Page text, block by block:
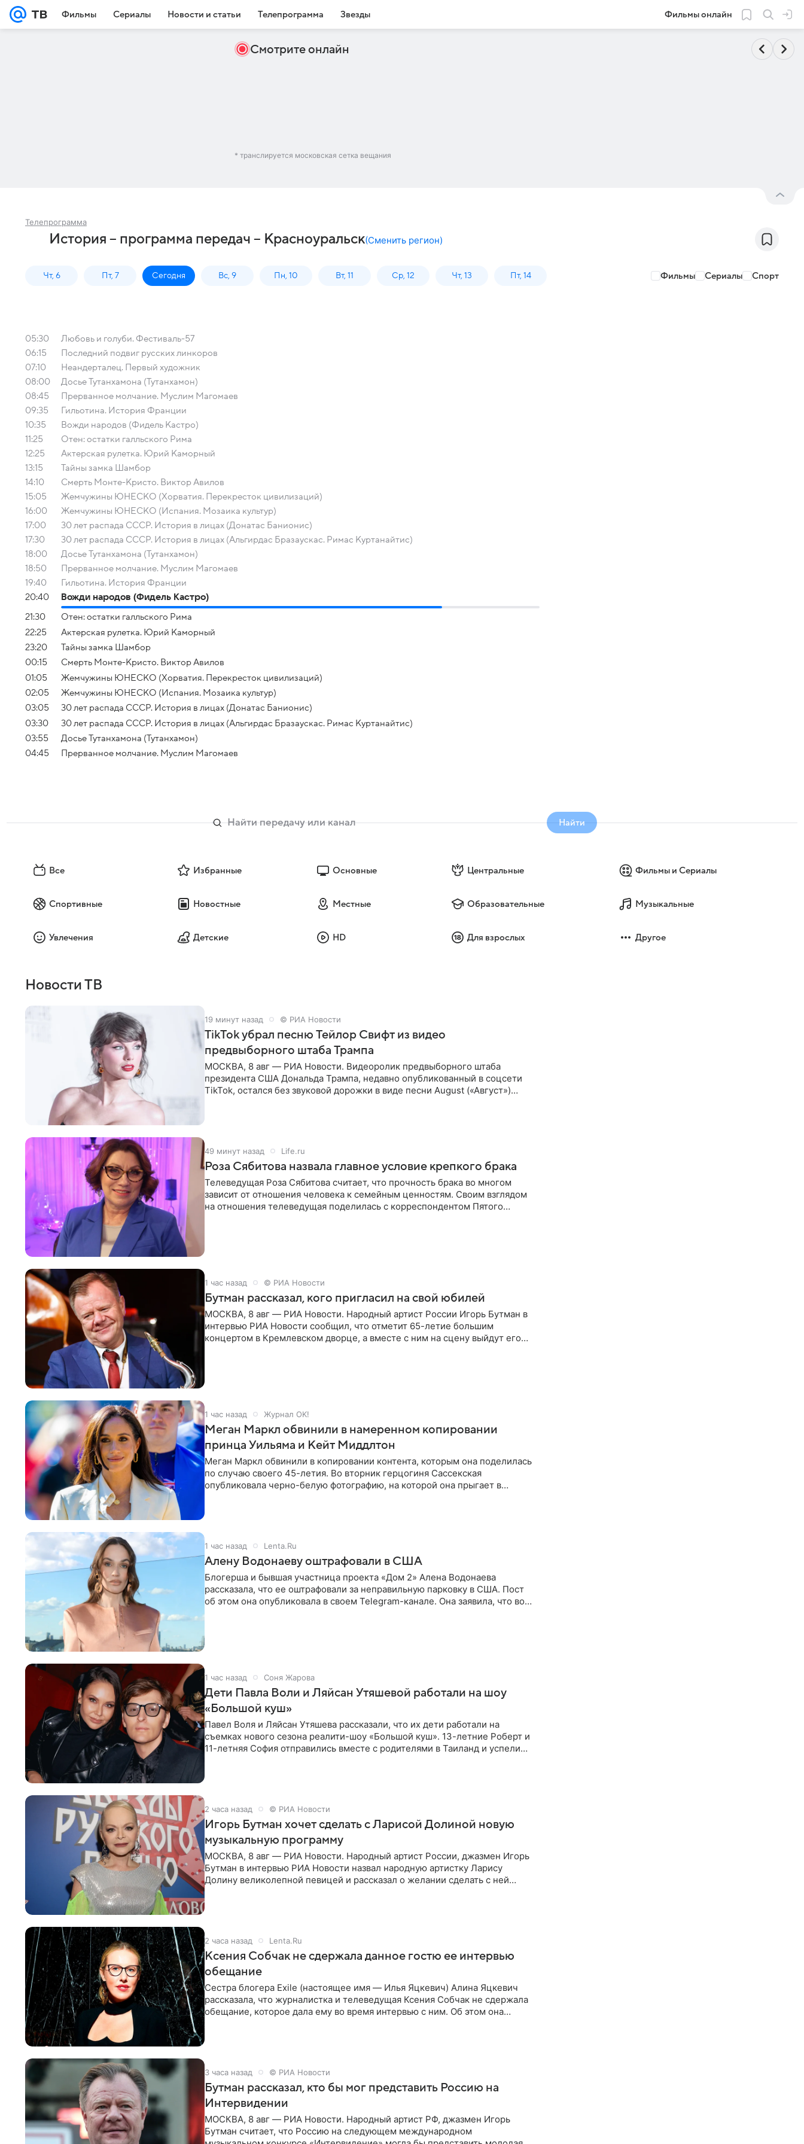
Фильмы Сериалы Новости и статьи Телепрограмма Звезды Фильмы онлайн
Смотрите онлайн
* транслируется московская сетка вещания
Телепрограмма
История – программа передач – Красноуральск(Сменить регион)
Чт, 6 Пт, 7 Сегодня Вс, 9 Пн, 10 Вт, 11 Ср, 12 Чт, 13 Пт, 14 Фильмы Сериалы Спорт
05:30
Любовь и голуби. Фестиваль-57
06:15
Последний подвиг русских линкоров
07:10
Неандерталец. Первый художник
08:00
Досье Тутанхамона (Тутанхамон)
08:45
Прерванное молчание. Муслим Магомаев
09:35
Гильотина. История Франции
10:35
Вожди народов (Фидель Кастро)
11:25
Отен: остатки галльского Рима
12:25
Актерская рулетка. Юрий Каморный
13:15
Тайны замка Шамбор
14:10
Смерть Монте-Кристо. Виктор Авилов
15:05
Жемчужины ЮНЕСКО (Хорватия. Перекресток цивилизаций)
16:00
Жемчужины ЮНЕСКО (Испания. Мозаика культур)
17:00
30 лет распада СССР. История в лицах (Донатас Банионис)
17:30
30 лет распада СССР. История в лицах (Альгирдас Бразаускас. Римас Куртанайтис)
18:00
Досье Тутанхамона (Тутанхамон)
18:50
Прерванное молчание. Муслим Магомаев
19:40
Гильотина. История Франции
20:40
Вожди народов (Фидель Кастро)
21:30
Отен: остатки галльского Рима
22:25
Актерская рулетка. Юрий Каморный
23:20
Тайны замка Шамбор
00:15
Смерть Монте-Кристо. Виктор Авилов
01:05
Жемчужины ЮНЕСКО (Хорватия. Перекресток цивилизаций)
02:05
Жемчужины ЮНЕСКО (Испания. Мозаика культур)
03:05
30 лет распада СССР. История в лицах (Донатас Банионис)
03:30
30 лет распада СССР. История в лицах (Альгирдас Бразаускас. Римас Куртанайтис)
03:55
Досье Тутанхамона (Тутанхамон)
04:45
Прерванное молчание. Муслим Магомаев
Найти
Все Избранные Основные Центральные Фильмы и Сериалы
Спортивные Новостные Местные Образовательные Музыкальные
Увлечения Детские HD Для взрослых Другое
Новости ТВ
19 минут назад © РИА Новости
TikTok убрал песню Тейлор Свифт из видео
предвыборного штаба Трампа
МОСКВА, 8 авг — РИА Новости. Видеоролик предвыборного штаба
президента США Дональда Трампа, недавно опубликованный в соцсети
TikTok, остался без звуковой дорожки в виде песни August («Август»)
49 минут назад Life.ru
Роза Сябитова назвала главное условие крепкого брака
Телеведущая Роза Сябитова считает, что прочность брака во многом
зависит от отношения человека к семейным ценностям. Своим взглядом
на отношения телеведущая поделилась с корреспондентом Пятого
1 час назад © РИА Новости
Бутман рассказал, кого пригласил на свой юбилей
МОСКВА, 8 авг — РИА Новости. Народный артист России Игорь Бутман в
интервью РИА Новости сообщил, что отметит 65-летие большим
концертом в Кремлевском дворце, а вместе с ним на сцену выйдут его
1 час назад Журнал OK!
Меган Маркл обвинили в намеренном копировании
принца Уильяма и Кейт Миддлтон
Меган Маркл обвинили в копировании контента, которым она поделилась
по случаю своего 45-летия. Во вторник герцогиня Сассекская
опубликовала черно-белую фотографию, на которой она прыгает в
1 час назад Lenta.Ru
Алену Водонаеву оштрафовали в США
Блогерша и бывшая участница проекта «Дом 2» Алена Водонаева
рассказала, что ее оштрафовали за неправильную парковку в США. Пост
об этом она опубликовала в своем Telegram-канале. Она заявила, что во
1 час назад Соня Жарова
Дети Павла Воли и Ляйсан Утяшевой работали на шоу
«Большой куш»
Павел Воля и Ляйсан Утяшева рассказали, что их дети работали на
съемках нового сезона реалити-шоу «Большой куш». 13-летние Роберт и
11-летняя София отправились вместе с родителями в Таиланд и успели
2 часа назад © РИА Новости
Игорь Бутман хочет сделать с Ларисой Долиной новую
музыкальную программу
МОСКВА, 8 авг — РИА Новости. Народный артист России, джазмен Игорь
Бутман в интервью РИА Новости назвал народную артистку Ларису
Долину великолепной певицей и рассказал о желании сделать с ней
2 часа назад Lenta.Ru
Ксения Собчак не сдержала данное гостю ее интервью
обещание
Сестра блогера Exile (настоящее имя — Илья Яцкевич) Алина Яцкевич
рассказала, что журналистка и телеведущая Ксения Собчак не сдержала
обещание, которое дала ему во время интервью с ним. Об этом она
3 часа назад © РИА Новости
Бутман рассказал, кто бы мог представить Россию на
Интервидении
МОСКВА, 8 авг — РИА Новости. Народный артист РФ, джазмен Игорь
Бутман считает, что Россию на следующем международном